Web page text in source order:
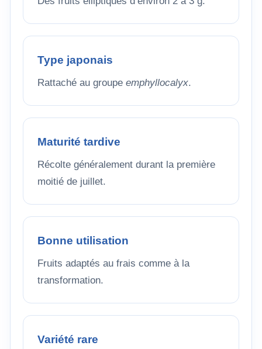
Type japonais
Rattaché au groupe emphyllocalyx.
Maturité tardive
Récolte généralement durant la première
moitié de juillet.
Bonne utilisation
Fruits adaptés au frais comme à la
transformation.
Variété rare